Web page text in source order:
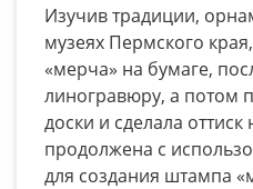
Изучив традиции,
музеях Пермского
«мерча» на бумаге,
линогравюру, а потом
доски и сделала оттиск
продолжена с
для создания штампа